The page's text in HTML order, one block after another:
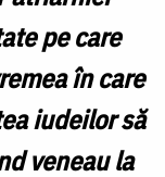
pe care
în care
iudeilor să
veneau la